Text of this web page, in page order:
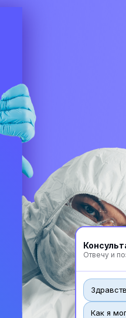
Как я